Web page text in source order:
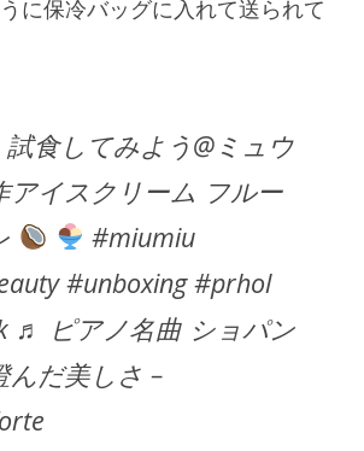
に保冷バッグに入れて送られて
試食してみよう@ミュウ
アイスクリーム フルー
#miumiu
#unboxing #prhol
♬ ピアノ名曲 ショパン
んだ美しさ –